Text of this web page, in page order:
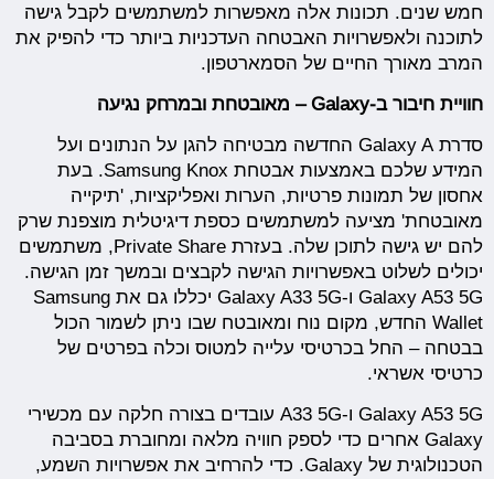
חמש שנים. תכונות אלה מאפשרות למשתמשים לקבל גישה
לתוכנה ולאפשרויות האבטחה העדכניות ביותר כדי להפיק את
המרב מאורך החיים של הסמארטפון.
חוויית חיבור ב-Galaxy – מאובטחת ובמרחק נגיעה
סדרת Galaxy A החדשה מבטיחה להגן על הנתונים ועל
המידע שלכם באמצעות אבטחת Samsung Knox. בעת
אחסון של תמונות פרטיות, הערות ואפליקציות, 'תיקייה
מאובטחת' מציעה למשתמשים כספת דיגיטלית מוצפנת שרק
להם יש גישה לתוכן שלה. בעזרת Private Share, משתמשים
יכולים לשלוט באפשרויות הגישה לקבצים ובמשך זמן הגישה.
Galaxy A53 5G ו-Galaxy A33 5G יכללו גם את Samsung
Wallet החדש, מקום נוח ומאובטח שבו ניתן לשמור הכול
בבטחה – החל בכרטיסי עלייה למטוס וכלה בפרטים של
כרטיסי אשראי.
Galaxy A53 5G ו-A33 5G עובדים בצורה חלקה עם מכשירי
Galaxy אחרים כדי לספק חוויה מלאה ומחוברת בסביבה
הטכנולוגית של Galaxy. כדי להרחיב את אפשרויות השמע,